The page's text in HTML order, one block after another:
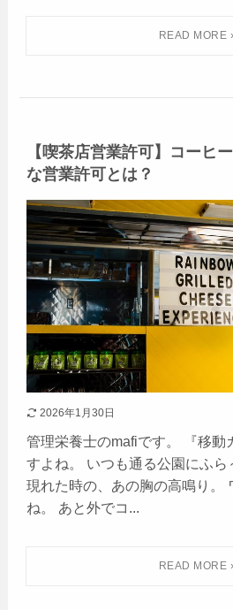
【喫茶店営業許可】コーヒ
な営業許可とは？
2026年1月30日
管理栄養士のmafiです。 『移動
すよね。 いつも通る公園にふ
現れた時の、あの胸の高鳴り。
ね。 あと外でコ...